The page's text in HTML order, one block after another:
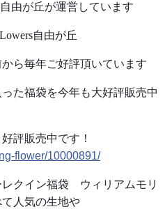
由が丘が運営しています
自由が丘
ら毎年ご好評頂いています
た福袋を今年も大好評販売中
評販売中です！
flower/10000891/
クイン福袋 ウィリアムモリ
人気の生地や